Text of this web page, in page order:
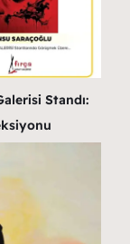
Standı: